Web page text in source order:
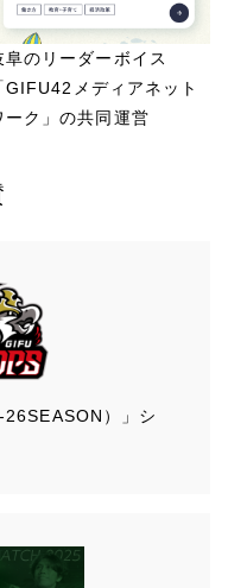
阜のリーダーボイス
GIFU42メディアネット
ーク」の共同運営
26SEASON）」 シ